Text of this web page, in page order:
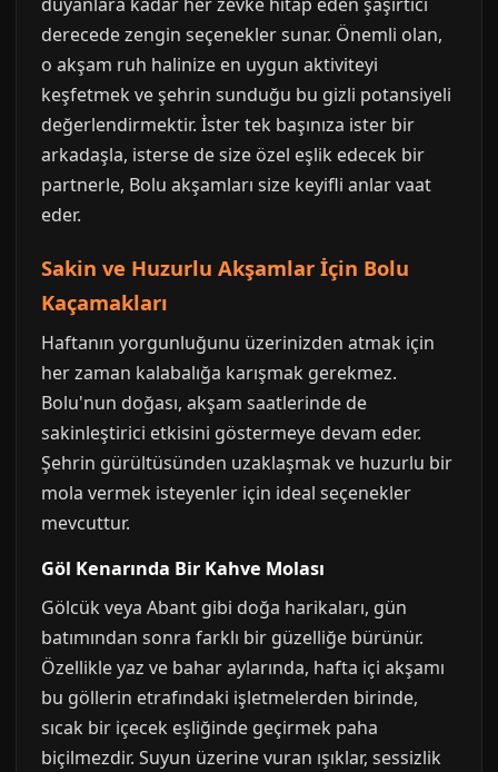
derecede zengin seçenekler sunar. Önemli olan,
o akşam ruh halinize en uygun aktiviteyi
keşfetmek ve şehrin sunduğu bu gizli potansiyeli
değerlendirmektir. İster tek başınıza ister bir
arkadaşla, isterse de size özel eşlik edecek bir
partnerle, Bolu akşamları size keyifli anlar vaat
eder.
Sakin ve Huzurlu Akşamlar İçin Bolu
Kaçamakları
Haftanın yorgunluğunu üzerinizden atmak için
her zaman kalabalığa karışmak gerekmez.
Bolu'nun doğası, akşam saatlerinde de
sakinleştirici etkisini göstermeye devam eder.
Şehrin gürültüsünden uzaklaşmak ve huzurlu bir
mola vermek isteyenler için ideal seçenekler
mevcuttur.
Göl Kenarında Bir Kahve Molası
Gölcük veya Abant gibi doğa harikaları, gün
batımından sonra farklı bir güzelliğe bürünür.
Özellikle yaz ve bahar aylarında, hafta içi akşamı
bu göllerin etrafındaki işletmelerden birinde,
sıcak bir içecek eşliğinde geçirmek paha
biçilmezdir. Suyun üzerine vuran ışıklar, sessizlik